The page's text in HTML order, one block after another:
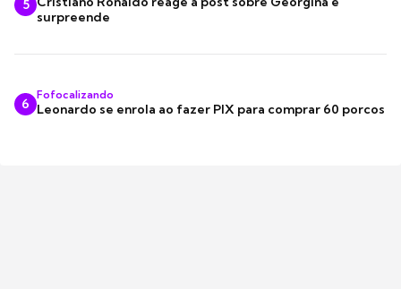
5
surpreende
6
Fofocalizando
Leonardo se enrola ao fazer PIX para comprar 60 porcos